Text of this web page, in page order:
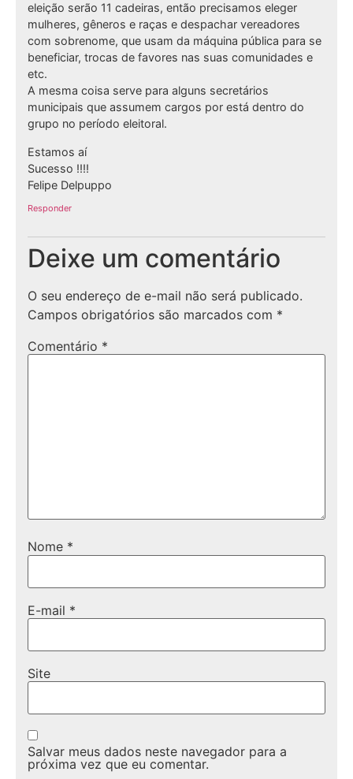
eleição serão 11 cadeiras, então precisamos eleger
mulheres, gêneros e raças e despachar vereadores
com sobrenome, que usam da máquina pública para se
beneficiar, trocas de favores nas suas comunidades e
etc.
A mesma coisa serve para alguns secretários
municipais que assumem cargos por está dentro do
grupo no período eleitoral.
Estamos aí
Sucesso !!!!
Felipe Delpuppo
Responder
Deixe um comentário
O seu endereço de e-mail não será publicado.
Campos obrigatórios são marcados com *
Comentário *
Nome *
E-mail *
Site
Salvar meus dados neste navegador para a
próxima vez que eu comentar.